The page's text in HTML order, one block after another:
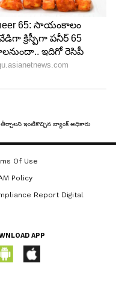
Of Use
Policy
Report Digital
APP